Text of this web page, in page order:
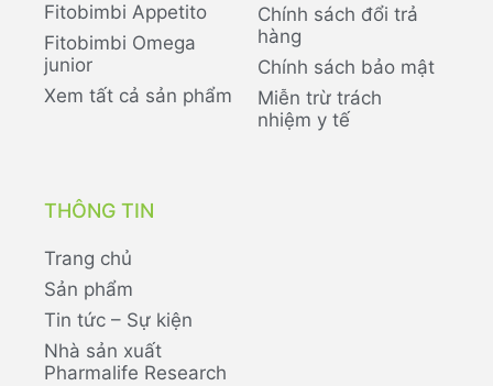
Fitobimbi Appetito
Fitobimbi Omega
junior
Xem tất cả sản phẩm
Chính sách đổi trả
hàng
Chính sách bảo mật
Miễn trừ trách
nhiệm y tế
THÔNG TIN
Trang chủ
Sản phẩm
Tin tức – Sự kiện
Nhà sản xuất
Pharmalife Research